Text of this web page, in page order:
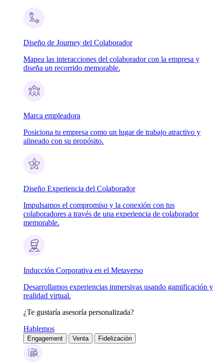
Diseño de Journey del Colaborador
Mapea las interacciones del colaborador con la empresa y
diseña un recorrido memorable.
Marca empleadora
Posiciona tu empresa como un lugar de trabajo atractivo y
alineado con su propósito.
Diseño Experiencia del Colaborador
Impulsamos el compromiso y la conexión con tus
colaboradores a través de una experiencia de colaborador
memorable.
Inducción Corporativa en el Metaverso
Desarrollamos experiencias inmersivas usando gamificación y
realidad virtual.
¿Te gustaría asesoría personalizada?
Hablemos
Engagement Venta Fidelización